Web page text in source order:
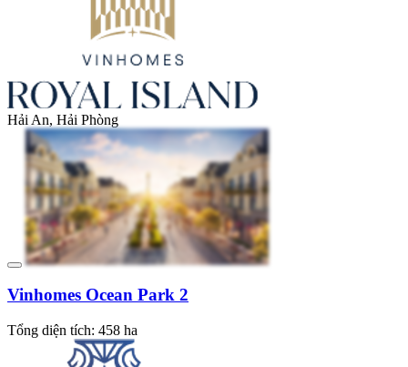
Hải An, Hải Phòng
Vinhomes Ocean Park 2
Tổng diện tích: 458 ha